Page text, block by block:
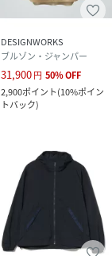
DESIGNWORKS
ブルゾン・ジャンパー
31,900円 50%OFF
2,900ポイント(10%ポイン
トバック)